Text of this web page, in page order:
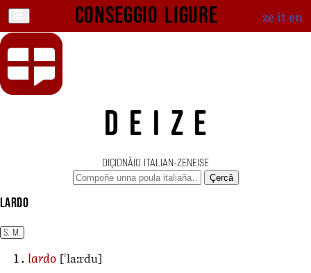
Conseggio ligure ze iten
DEIZE
DIÇIONÄIO ITALIAN-ZENEISE
Çercâ
lardo
S. M.
lardo [ˈlaːrdu]